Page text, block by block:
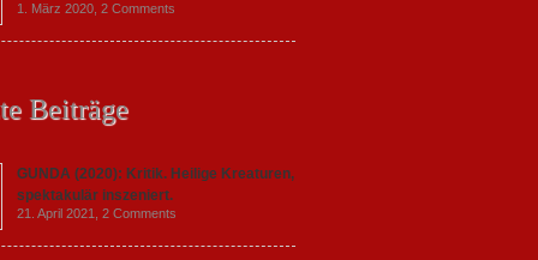
1. März 2020, 2 Comments
Beiträge
GUNDA (2020): Kritik. Heilige Kreaturen,
spektakulär inszeniert.
21. April 2021, 2 Comments